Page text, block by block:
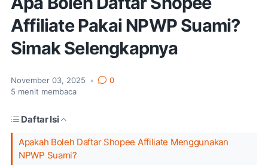
Affiliate Pakai NPWP Suami?
Simak Selengkapnya
November 03, 2025 •
0
5 menit membaca
Daftar Isi
Apakah Boleh Daftar Shopee Affiliate Menggunakan
NPWP Suami?